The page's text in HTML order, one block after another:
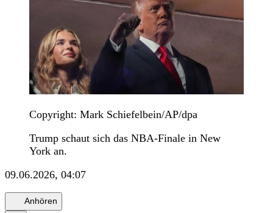
Copyright: Mark Schiefelbein/AP/dpa
Trump schaut sich das NBA-Finale in New
York an.
09.06.2026, 04:07
Anhören